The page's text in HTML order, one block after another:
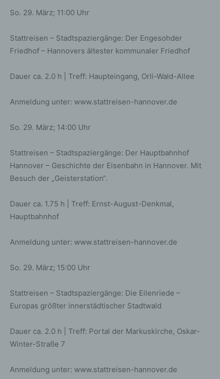
So. 29. März; 11:00 Uhr
Stattreisen – Stadtspaziergänge: Der Engesohder
Friedhof – Hannovers ältester kommunaler Friedhof
Dauer ca. 2.0 h | Treff: Haupteingang, Orli-Wald-Allee
Anmeldung unter: www.stattreisen-hannover.de
So. 29. März; 14:00 Uhr
Stattreisen – Stadtspaziergänge: Der Hauptbahnhof
Hannover – Geschichte der Eisenbahn in Hannover. Mit
Besuch der „Geisterstation“.
Dauer ca. 1.75 h | Treff: Ernst-August-Denkmal,
Hauptbahnhof
Anmeldung unter: www.stattreisen-hannover.de
So. 29. März; 15:00 Uhr
Stattreisen – Stadtspaziergänge: Die Eilenriede –
Europas größter innerstädtischer Stadtwald
Dauer ca. 2.0 h | Treff: Portal der Markuskirche, Oskar-
Winter-Straße 7
Anmeldung unter: www.stattreisen-hannover.de
Person durch einen abgegebenen Kommentar die
Die Speicherung dieser personenbezogenen Daten
erfolgt daher im eigenen Interesse des für die
könnte. Es erfolgt keine Weitergabe dieser erhobenen
Weitergabe nicht gesetzlich vorgeschrieben ist oder der
Bei Kommentaren wird auf den Gravatar Service von
Auttomatic zurückgegriffen. Gravatar gleicht Ihre Email-
Adresse ab und bildet – sofern Sie dort registriert sind –
nicht registriert sein, wird kein Bild angezeigt. Zu
beachten ist, dass alle registrierten WordPress-User
Gravatar:
https://de.gravatar.com
Hosting
Leistungen dienen der Zurverfügungstellung der
folgenden Leistungen: Infrastruktur- und
Plattformdienstleistungen, Rechenkapazität,
Sicherheitsleistungen sowie technische
Wartungsleistungen, die wir zum Zwecke des Betriebs
Hierbei verarbeiten wir, bzw. unser Hostinganbieter